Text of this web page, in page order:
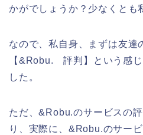
かがでしょうか？少なくとも
なので、私自身、まずは友達
【&Robu. 評判】という感
した。
ただ、&Robu.のサービスの
り、実際に、&Robu.のサー